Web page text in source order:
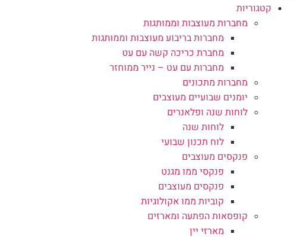
קטגוריות
מחברות מעוצבות וממותגות
מחברות בריבוע מעוצבות וממותגות
מחברת כריכה קשה עם עט
מחברות עם עט – נייר ממוחזר
מחברות מתכונים
יומנים שבועיים מעוצבים
לוחות שנה ופלאנרים
לוחות שנה
לוח תכנון שבועי
פנקסים מעוצבים
פנקסי ממו מגנט
פנקסים מעוצבים
קוביות ממו אקולוגיות
קופסאות הפתעה ומארזים
מארזי יין